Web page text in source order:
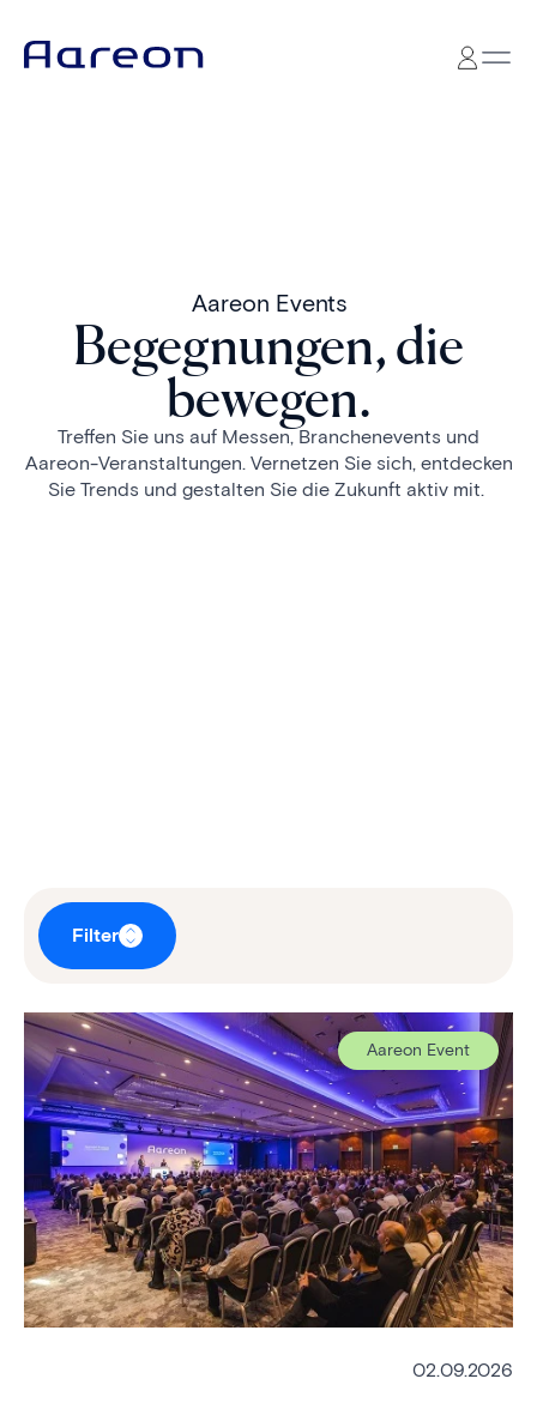
Aareon Events
Begegnungen, die
bewegen.
Treffen Sie uns auf Messen, Branchenevents und
Aareon-Veranstaltungen. Vernetzen Sie sich, entdecken
Sie Trends und gestalten Sie die Zukunft aktiv mit.
Filter
Aareon Event
02.09.2026